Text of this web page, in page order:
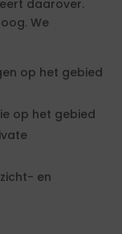
daarover.
We
op het gebied
op het gebied
en